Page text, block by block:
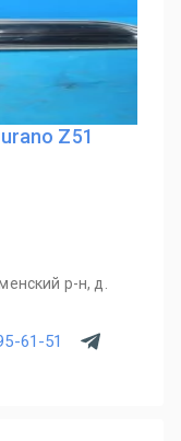
Z51
р-н, д.
61-51